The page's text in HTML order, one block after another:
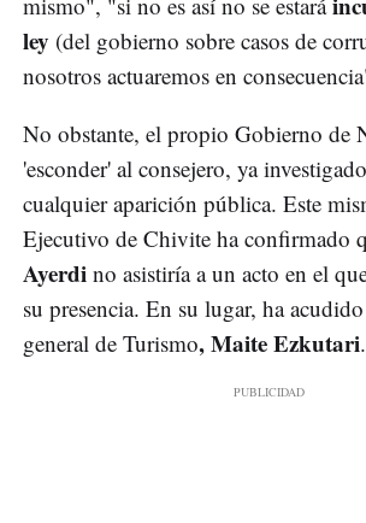
ley (del gobierno sobre casos de
nosotros actuaremos en
No obstante, el propio Gobierno de
'esconder' al consejero, ya
cualquier aparición pública. Este
Ejecutivo de Chivite ha confirmado
Ayerdi no asistiría a un acto en el
su presencia. En su lugar, ha
general de Turismo, Maite Ezkutari.